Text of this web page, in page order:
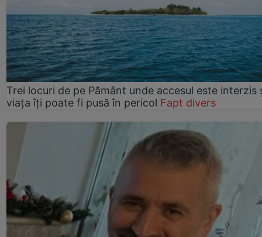
Trei locuri de pe Pământ unde accesul este interzis
viața îți poate fi pusă în pericol Fapt divers